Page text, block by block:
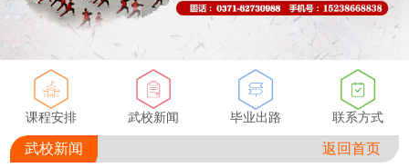
课程安排 武校新闻 毕业出路 联系方式
武校新闻 返回首页